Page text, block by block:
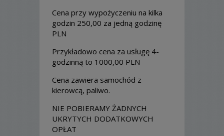
Cena przy wypożyczeniu na kilka
godzin 250,00 za jedną godzinę
PLN
Przykładowo cena za usługę 4-
godzinną to 1000,00 PLN
Cena zawiera samochód z
kierowcą, paliwo.
NIE POBIERAMY ŻADNYCH
UKRYTYCH DODATKOWYCH
OPŁAT